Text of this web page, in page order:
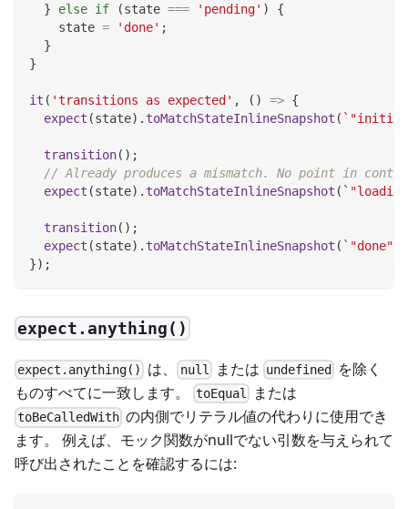
}
else if (state === 'pending' )
{
    state
= 'done' ;
}
}
it ( 'transitions as expected' , ( ) => {
expect (state) . toMatchStateInlineSnapshot ( `
transition( ) ;
// Already produces a mismatch. No point in
expect (state) . toMatchStateInlineSnapshot ( `
transition( ) ;
expect (state) . toMatchStateInlineSnapshot ( ` "done"
}) ;
expect.anything()
expect.anything() は、 null または undefined
を除く
ものすべてに一致します。
toEqual または
toBeCalledWith の内側でリテラル値の代わりに使用でき
ます。 例えば、モック関数がnullでない引数を与えられて
呼び出されたことを確認するには: